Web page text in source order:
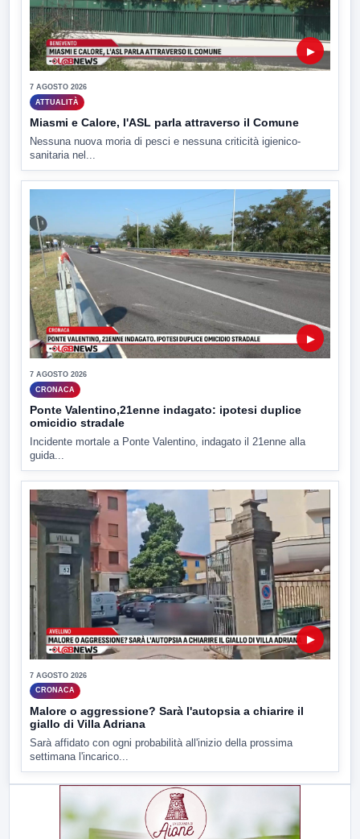
▶
7 AGOSTO 2026
ATTUALITÀ
Miasmi e Calore, l'ASL parla attraverso il Comune
Nessuna nuova moria di pesci e nessuna criticità igienico-
sanitaria nel...
▶
7 AGOSTO 2026
CRONACA
Ponte Valentino,21enne indagato: ipotesi duplice
omicidio stradale
Incidente mortale a Ponte Valentino, indagato il 21enne alla
guida...
▶
7 AGOSTO 2026
CRONACA
Malore o aggressione? Sarà l'autopsia a chiarire il
giallo di Villa Adriana
Sarà affidato con ogni probabilità all'inizio della prossima
settimana l'incarico...